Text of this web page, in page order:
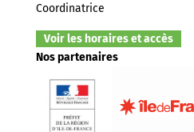
Coordinatrice
Voir les horaires et accès
Nos partenaires